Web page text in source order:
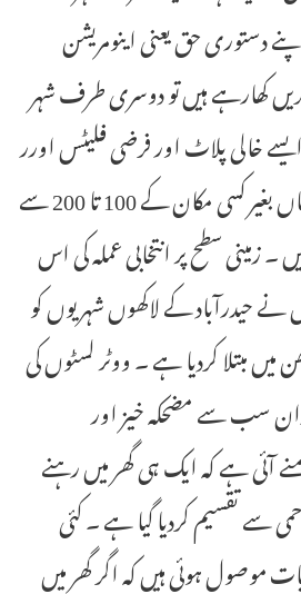
دستوری حق یعنی اینومریشن
کھارہے ہیں تو دوسری طرف شہر
خالی پلاٹ اور فرضی فلیٹس اورر
مکانات پائے گئے ہیں جہاں بغیر کسی مکان کے 100 تا 200 سے
زمینی سطح پر انتخابی عملہ کی اس
حیدرآباد کے لاکھوں شہریوں کو
میں مبتلا کردیا ہے ۔ ووٹر لسٹوں کی
سب سے مضحکہ خیز اور
آئی ہے کہ ایک ہی گھر میں رہنے
سے تقسیم کردیا گیا ہے ۔ کئی
موصول ہوئی ہیں کہ اگر گھر میں